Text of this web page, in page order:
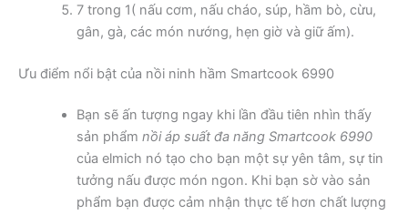
7 trong 1( nấu cơm, nấu cháo, súp, hầm bò, cừu,
gân, gà, các món nướng, hẹn giờ và giữ ấm).
Ưu điểm nổi bật của nồi ninh hầm Smartcook 6990
Bạn sẽ ấn tượng ngay khi lần đầu tiên nhìn thấy
sản phẩm nồi áp suất đa năng Smartcook 6990
của elmich nó tạo cho bạn một sự yên tâm, sự tin
tưởng nấu được món ngon. Khi bạn sờ vào sản
phẩm bạn được cảm nhận thực tế hơn chất lượng